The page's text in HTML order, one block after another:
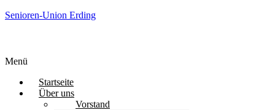
Senioren-Union Erding
Menü
Startseite
Über uns
Vorstand